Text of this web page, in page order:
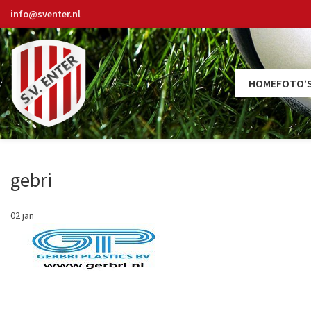
info@sventer.nl
HOME
gebri
02jan